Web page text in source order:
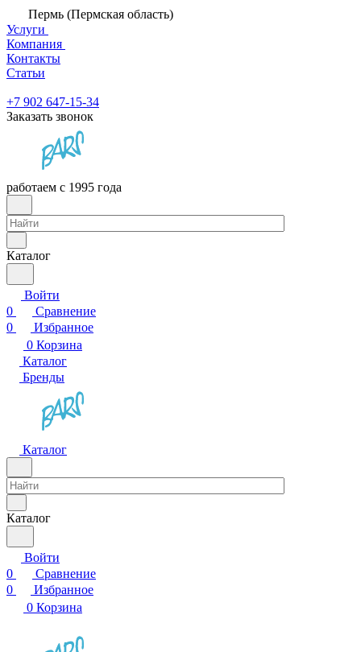
Пермь (Пермская область)
Услуги
Компания
Контакты
Статьи
+7 902 647-15-34
Заказать звонок
работаем с 1995 года
Каталог
Войти
0
Сравнение
0
Избранное
0 Корзина
Каталог
Бренды
Каталог
Каталог
Войти
0
Сравнение
0
Избранное
0 Корзина